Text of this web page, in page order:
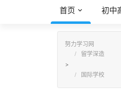
首页 初中
努力学习网
留学深造
>
国际学校